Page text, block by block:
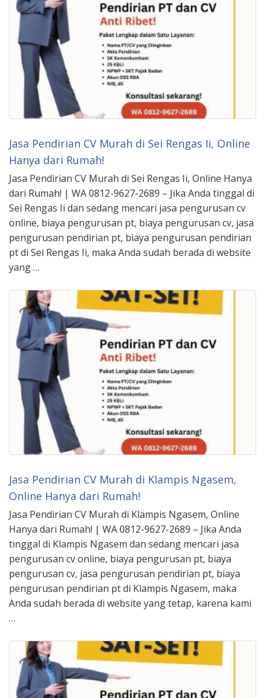
Jasa Pendirian CV Murah di Sei Rengas Ii, Online
Hanya dari Rumah!
Jasa Pendirian CV Murah di Sei Rengas Ii, Online Hanya
dari Rumah! | WA 0812-9627-2689 – Jika Anda tinggal di
Sei Rengas Ii dan sedang mencari jasa pengurusan cv
online, biaya pengurusan pt, biaya pengurusan cv, jasa
pengurusan pendirian pt, biaya pengurusan pendirian
pt di Sei Rengas Ii, maka Anda sudah berada di website
yang …
Jasa Pendirian CV Murah di Klampis Ngasem,
Online Hanya dari Rumah!
Jasa Pendirian CV Murah di Klampis Ngasem, Online
Hanya dari Rumah! | WA 0812-9627-2689 – Jika Anda
tinggal di Klampis Ngasem dan sedang mencari jasa
pengurusan cv online, biaya pengurusan pt, biaya
pengurusan cv, jasa pengurusan pendirian pt, biaya
pengurusan pendirian pt di Klampis Ngasem, maka
Anda sudah berada di website yang tetap, karena kami
…